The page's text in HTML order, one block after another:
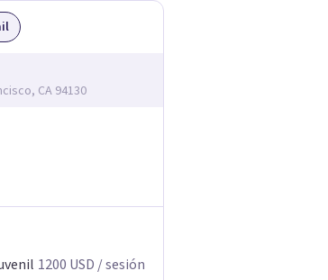
CA 94130
1200 USD / sesión